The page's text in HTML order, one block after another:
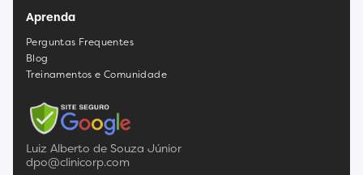
Aprenda
Perguntas Frequentes
Blog
Treinamentos e Comunidade
Luiz Alberto de Souza Júnior
dpo@clinicorp.com